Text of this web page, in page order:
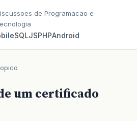
de Programacao e
SQLJSPHPAndroid
um certificado